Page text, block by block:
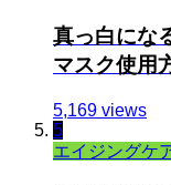
真っ白にな
マスク使用
5,169 views
5
エイジングケ